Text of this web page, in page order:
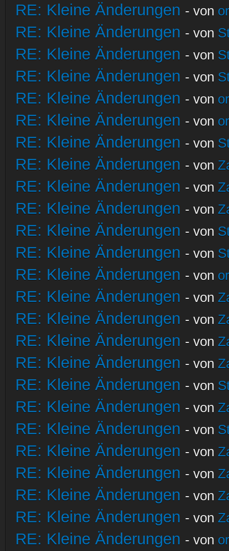
RE: Kleine Änderungen - von
RE: Kleine Änderungen - von
RE: Kleine Änderungen - von
RE: Kleine Änderungen - von
RE: Kleine Änderungen - von
RE: Kleine Änderungen - von
RE: Kleine Änderungen - von
RE: Kleine Änderungen - von
RE: Kleine Änderungen - von
RE: Kleine Änderungen - von
RE: Kleine Änderungen - von
RE: Kleine Änderungen - von
RE: Kleine Änderungen - von
RE: Kleine Änderungen - von
RE: Kleine Änderungen - von
RE: Kleine Änderungen - von
RE: Kleine Änderungen - von
RE: Kleine Änderungen - von
RE: Kleine Änderungen - von
RE: Kleine Änderungen - von
RE: Kleine Änderungen - von
RE: Kleine Änderungen - von
RE: Kleine Änderungen - von
RE: Kleine Änderungen - von
RE: Kleine Änderungen - von